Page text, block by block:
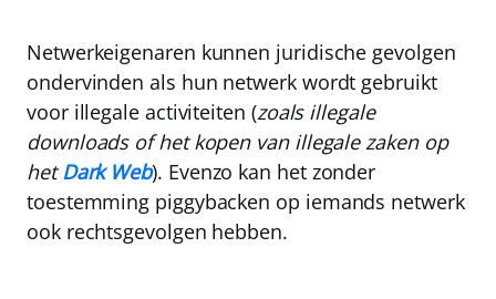
Netwerkeigenaren kunnen juridische gevolgen
ondervinden als hun netwerk wordt gebruikt
voor illegale activiteiten (zoals illegale
downloads of het kopen van illegale zaken op
hetDark Web). Evenzo kan het zonder
toestemming piggybacken op iemands netwerk
ook rechtsgevolgen hebben.